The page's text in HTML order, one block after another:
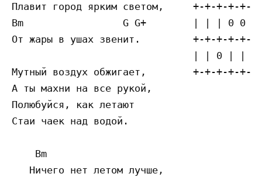
Плавит город ярким светом,     +-+-+-+-+-+
Bm                 G G+        | | | 0 0 |
От жары в ушах звенит.         +-+-+-+-+-+
                               | | 0 | | |
Мутный воздух обжигает,        +-+-+-+-+-+
А ты махни на все рукой,
Полюбуйся, как летают
Стаи чаек над водой.
    Bm
   Ничего нет летом лучше,